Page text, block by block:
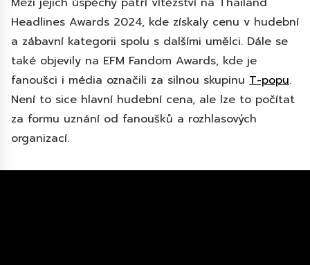
Headlines Awards 2024, kde získaly cenu v hudební
a zábavní kategorii spolu s dalšími umělci. Dále se
také objevily na EFM Fandom Awards, kde je
fanoušci i média označili za silnou skupinu T-popu.
Není to sice hlavní hudební cena, ale lze to počítat
za formu uznání od fanoušků a rozhlasových
organizací.